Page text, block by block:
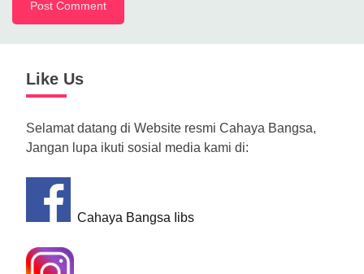
Like Us
Selamat datang di Website resmi Cahaya Bangsa,
Jangan lupa ikuti sosial media kami di:
Cahaya Bangsa Iibs